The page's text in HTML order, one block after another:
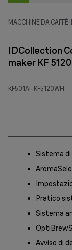
MACCHINE DA
IDCollection
maker KF
KF501AI-KF5120WH
Sistema
Pratico
Sistema
Avviso di